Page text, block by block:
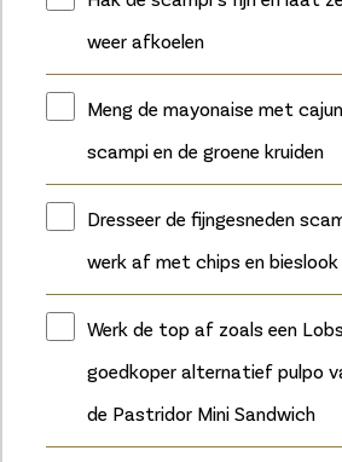
weer afkoelen
Meng de mayonaise met
scampi en de groene kruiden
Dresseer de fijngesneden
werk af met chips en bieslook
Werk de top af zoals een
goedkoper alternatief pulpo
de Pastridor Mini Sandwich